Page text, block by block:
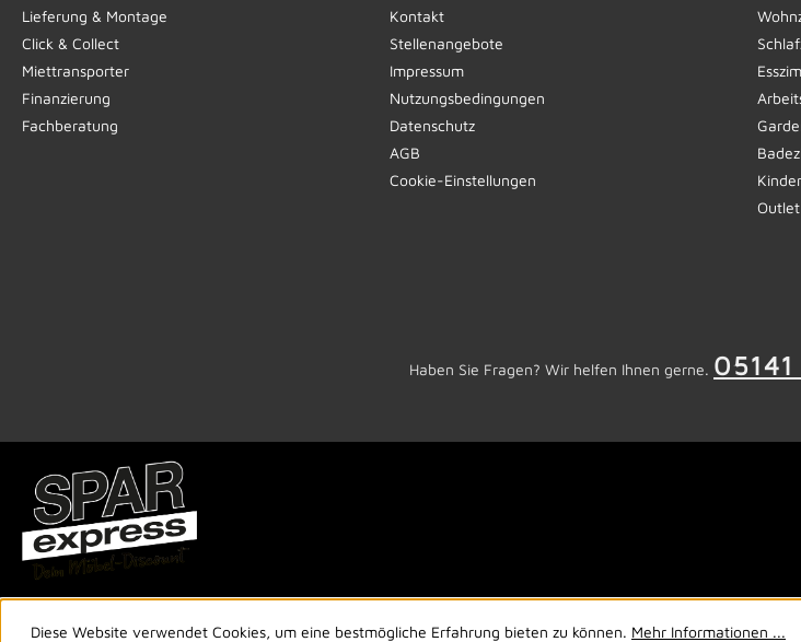
Lieferung & Montage
Click & Collect
Miettransporter
Finanzierung
Fachberatung
Kontakt
Stellenangebote
Impressum
Nutzungsbedingungen
Datenschutz
AGB
Cookie-Einstellungen
Outlet
Haben Sie Fragen? Wir helfen Ihnen gerne.
Diese Website verwendet Cookies, um eine bestmögliche Erfahrung bieten zu können. Mehr Informationen ...